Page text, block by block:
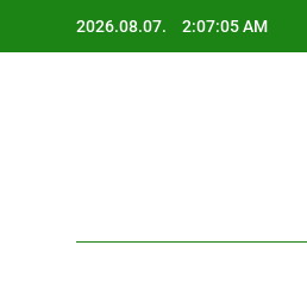
2026.08.07. 2:07:06 AM